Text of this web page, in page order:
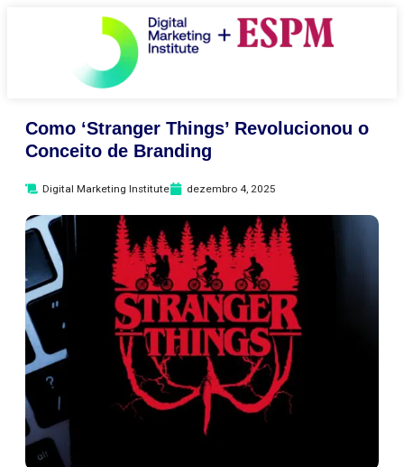
Como ‘Stranger Things’ Revolucionou o
Conceito de Branding
Digital Marketing Institute dezembro 4, 2025